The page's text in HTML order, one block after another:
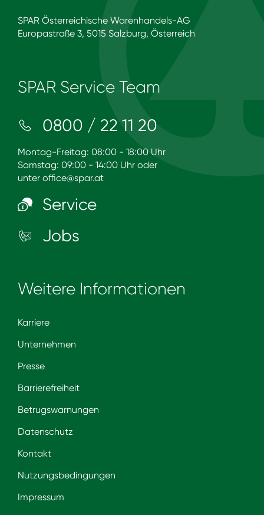
SPAR Österreichische Warenhandels-AG
Europastraße 3, 5015 Salzburg, Österreich
SPAR Service Team
0800 / 22 11 20
Montag-Freitag: 08:00 - 18:00 Uhr
Samstag: 09:00 - 14:00 Uhr oder
unter office@spar.at
Service
Jobs
Weitere Informationen
Karriere
Unternehmen
Presse
Barrierefreiheit
Betrugswarnungen
Datenschutz
Kontakt
Nutzungsbedingungen
Impressum